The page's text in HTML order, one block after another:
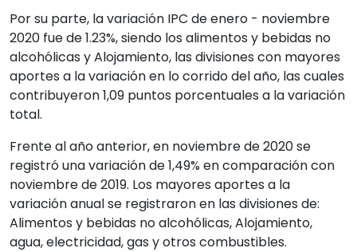
Por su parte, la variación IPC de enero - noviembre
2020 fue de 1.23%, siendo los alimentos y bebidas no
alcohólicas y Alojamiento, las divisiones con mayores
aportes a la variación en lo corrido del año, las cuales
contribuyeron 1,09 puntos porcentuales a la variación
total.
Frente al año anterior, en noviembre de 2020 se
registró una variación de 1,49% en comparación con
noviembre de 2019. Los mayores aportes a la
variación anual se registraron en las divisiones de:
Alimentos y bebidas no alcohólicas, Alojamiento,
agua, electricidad, gas y otros combustibles.